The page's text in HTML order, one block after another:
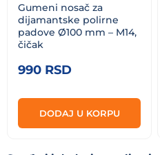
Gumeni nosač za
dijamantske polirne
padove Ø100 mm – M14,
čičak
990 RSD
DODAJ U KORPU